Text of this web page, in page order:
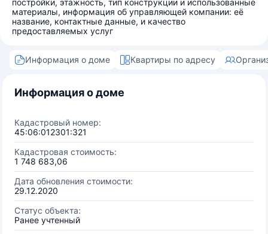
постройки, этажность, тип конструкции и использованные
материалы, информация об управляющей компании: её
название, контактные данные, и качество
предоставляемых услуг
Информация о доме Квартиры по адресу
Информация о доме
Кадастровый номер:
45:06:012301:321
Кадастровая стоимость:
1 748 683,06
Дата обновления стоимости:
29.12.2020
Статус объекта:
Ранее учтенный